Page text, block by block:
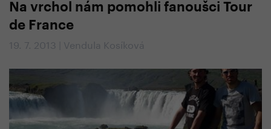
Na vrchol nám pomohli fanoušci Tour
de France
19. 7. 2013 | Vendula Kosíková